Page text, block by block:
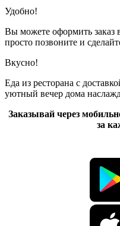
Удобно!
Вы можете оформить заказ
просто позвоните и
Вкусно!
Еда из ресторана с
уютный вечер дома
Заказывай через
за